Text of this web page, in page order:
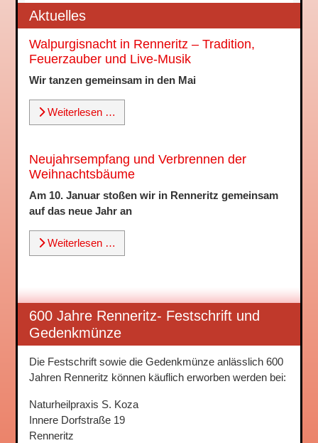
Aktuelles
Walpurgisnacht in Renneritz – Tradition,
Feuerzauber und Live-Musik
Wir tanzen gemeinsam in den Mai
Weiterlesen …
Neujahrsempfang und Verbrennen der
Weihnachtsbäume
Am 10. Januar stoßen wir in Renneritz gemeinsam
auf das neue Jahr an
Weiterlesen …
600 Jahre Renneritz- Festschrift und
Gedenkmünze
Die Festschrift sowie die Gedenkmünze anlässlich 600
Jahren Renneritz können käuflich erworben werden bei:
Naturheilpraxis S. Koza
Innere Dorfstraße 19
Renneritz